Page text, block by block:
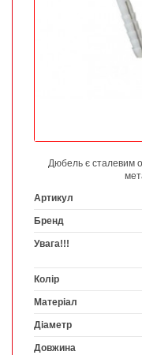
Дюбель є сталевим
Артикул
Бренд
Увага!!!
Колір
Матеріал
Діаметр
Довжина